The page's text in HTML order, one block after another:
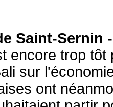
Saint-Sernin -
encore trop
sur
ont